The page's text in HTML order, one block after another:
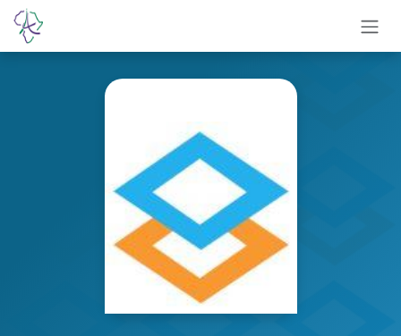
Se rendre au contenu